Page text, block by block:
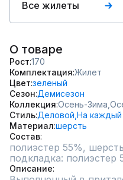
Все жилеты
О товаре
Рост 170
Комплектация Жилет
Цвет зеленый
Сезон Демисезон
Коллекция Осень-Зима,
Стиль Деловой, На каждый
Материал шерсть
Состав
полиэстер 55%,
подкладка: полиэстер
Описание